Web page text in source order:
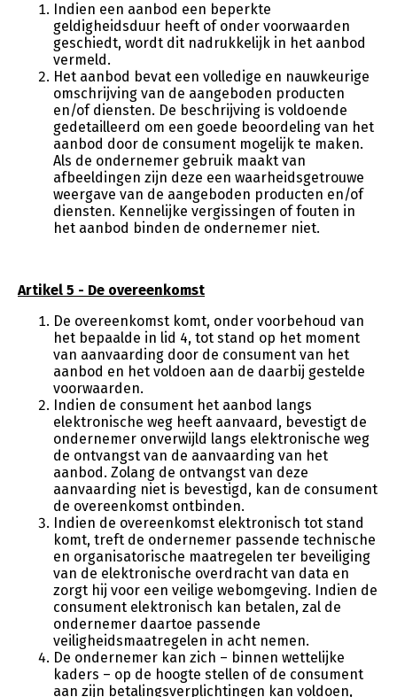
Indien een aanbod een beperkte
geldigheidsduur heeft of onder voorwaarden
geschiedt, wordt dit nadrukkelijk in het aanbod
vermeld.
Het aanbod bevat een volledige en nauwkeurige
omschrijving van de aangeboden producten
en/of diensten. De beschrijving is voldoende
gedetailleerd om een goede beoordeling van het
aanbod door de consument mogelijk te maken.
Als de ondernemer gebruik maakt van
afbeeldingen zijn deze een waarheidsgetrouwe
weergave van de aangeboden producten en/of
diensten. Kennelijke vergissingen of fouten in
het aanbod binden de ondernemer niet.
Artikel 5 - De overeenkomst
De overeenkomst komt, onder voorbehoud van
het bepaalde in lid 4, tot stand op het moment
van aanvaarding door de consument van het
aanbod en het voldoen aan de daarbij gestelde
voorwaarden.
Indien de consument het aanbod langs
elektronische weg heeft aanvaard, bevestigt de
ondernemer onverwijld langs elektronische weg
de ontvangst van de aanvaarding van het
aanbod. Zolang de ontvangst van deze
aanvaarding niet is bevestigd, kan de consument
de overeenkomst ontbinden.
Indien de overeenkomst elektronisch tot stand
komt, treft de ondernemer passende technische
en organisatorische maatregelen ter beveiliging
van de elektronische overdracht van data en
zorgt hij voor een veilige webomgeving. Indien de
consument elektronisch kan betalen, zal de
ondernemer daartoe passende
veiligheidsmaatregelen in acht nemen.
De ondernemer kan zich – binnen wettelijke
kaders – op de hoogte stellen of de consument
aan zijn betalingsverplichtingen kan voldoen,